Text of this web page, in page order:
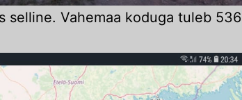
selline. Vahemaa koduga tuleb 536